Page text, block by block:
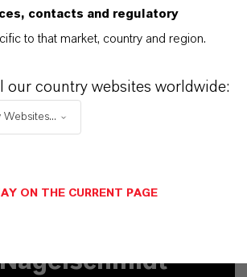
contacts and regulatory
to that market, country and region.
our country websites worldwide:
Websites...
ON THE CURRENT PAGE